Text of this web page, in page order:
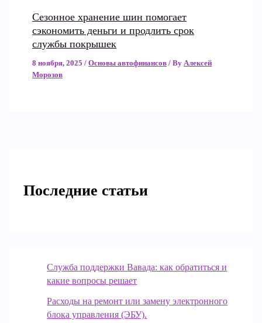
Сезонное хранение шин помогает
сэкономить деньги и продлить срок
службы покрышек
8 ноября, 2025/Основы автофинансов / By Алексей
Морозов
Последние статьи
Служба поддержки Вавада: как обратиться и
какие вопросы решает
Расходы на ремонт или замену электронного
блока управления (ЭБУ).